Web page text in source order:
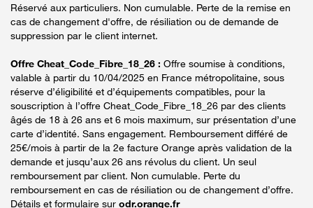
Réservé aux particuliers. Non cumulable. Perte de la remise en
cas de changement d'offre, de résiliation ou de demande de
suppression par le client internet.
Offre Cheat_Code_Fibre_18_26 : Offre soumise à conditions,
valable à partir du 10/04/2025 en France métropolitaine, sous
réserve d’éligibilité et d’équipements compatibles, pour la
souscription à l’offre Cheat_Code_Fibre_18_26 par des clients
âgés de 18 à 26 ans et 6 mois maximum, sur présentation d’une
carte d’identité. Sans engagement. Remboursement différé de
25€/mois à partir de la 2e facture Orange après validation de la
demande et jusqu’aux 26 ans révolus du client. Un seul
remboursement par client. Non cumulable. Perte du
remboursement en cas de résiliation ou de changement d’offre.
Détails et formulaire sur odr.orange.fr